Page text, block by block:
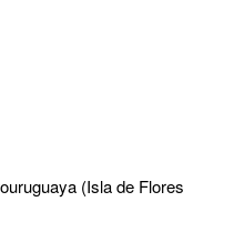
(Isla de Flores